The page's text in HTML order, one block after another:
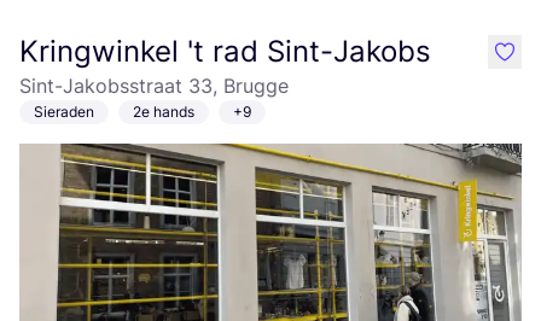
Kringwinkel 't rad Sint-Jakobs
Sint-Jakobsstraat 33, Brugge
Sieraden 2e hands +9
like